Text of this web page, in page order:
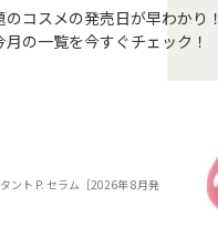
のコスメの発売日が早わかり！
月の一覧を今すぐチェック！
ント P. セラム［2026年 8月発